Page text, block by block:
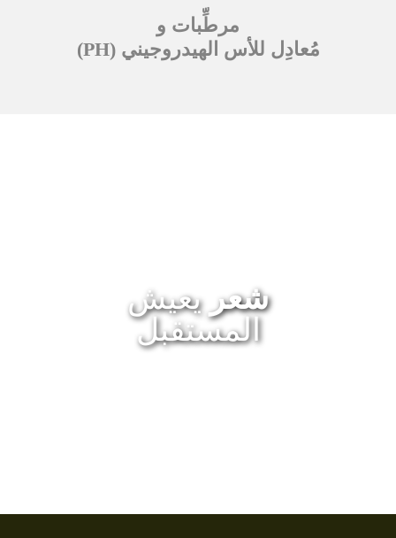
مرطِّبات و
مُعادِل للأس الهيدروجيني (PH)
شعر يعيش
المستقبل